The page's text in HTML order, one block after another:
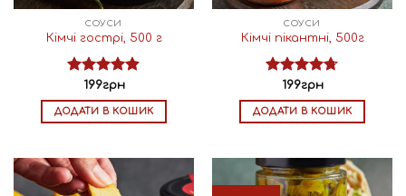
СОУСИ
Кімчі гострі, 500 г
Оцінено в
4.90з 5
199грн
ДОДАТИ В КОШИК
СОУСИ
Кімчі пікантні, 500г
Оцінено в
4.72з 5
199грн
ДОДАТИ В КОШИК